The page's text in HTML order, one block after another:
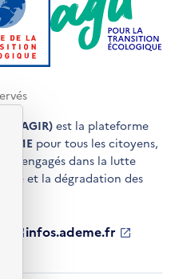
(AGIR) est la plateforme
pour tous les citoyens,
engagés dans la lutte
et la dégradation des
infos.ademe.fr
S'ouvre
nouvelle